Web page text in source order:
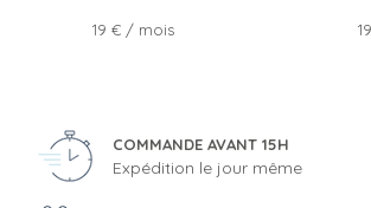
Prix
19 €/ mois
COMMANDE AVANT 15H
Expédition le jour même